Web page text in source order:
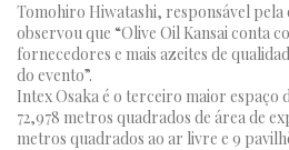
Tomohiro Hiwatashi, responsável pela
observou que “Olive Oil Kansai conta
fornecedores e mais azeites de
do evento”.
Intex Osaka é o terceiro maior espaço
72,978 metros quadrados de área de
metros quadrados ao ar livre e 9